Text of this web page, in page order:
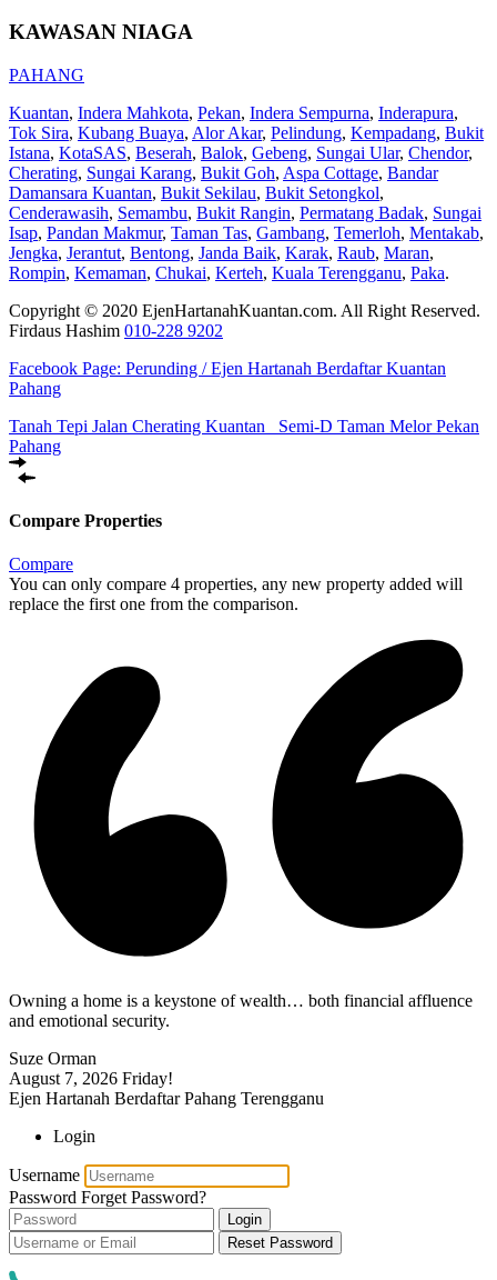
KAWASAN NIAGA
PAHANG
Kuantan, Indera Mahkota, Pekan, Indera Sempurna, Inderapura,
Tok Sira, Kubang Buaya, Alor Akar, Pelindung, Kempadang, Bukit
Istana, KotaSAS, Beserah, Balok, Gebeng, Sungai Ular, Chendor,
Cherating, Sungai Karang, Bukit Goh, Aspa Cottage, Bandar
Damansara Kuantan, Bukit Sekilau, Bukit Setongkol,
Cenderawasih, Semambu, Bukit Rangin, Permatang Badak, Sungai
Isap, Pandan Makmur, Taman Tas, Gambang, Temerloh, Mentakab,
Jengka, Jerantut, Bentong, Janda Baik, Karak, Raub, Maran,
Rompin, Kemaman, Chukai, Kerteh, Kuala Terengganu, Paka.
Copyright © 2020 EjenHartanahKuantan.com. All Right Reserved.
Firdaus Hashim 010-228 9202
Facebook Page: Perunding / Ejen Hartanah Berdaftar Kuantan
Pahang
Tanah Tepi Jalan Cherating Kuantan
Semi-D Taman Melor Pekan
Pahang
Compare Properties
Compare
You can only compare 4 properties, any new property added will
replace the first one from the comparison.
Owning a home is a keystone of wealth… both financial affluence
and emotional security.
Suze Orman
August 7, 2026 Friday!
Ejen Hartanah Berdaftar Pahang Terengganu
Login
Username
Password Forget Password?
Login
Reset Password